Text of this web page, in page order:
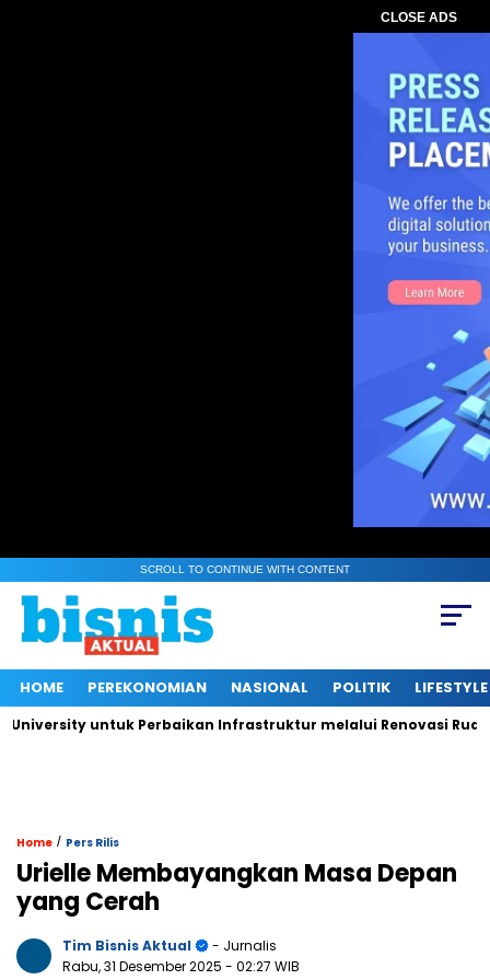
CLOSE ADS
SCROLL TO CONTINUE WITH CONTENT
HOME PEREKONOMIAN NASIONAL POLITIK LIFESTYLE
untuk Perbaikan Infrastruktur melalui Renovasi Ruang Publik
Home / Pers Rilis
Urielle Membayangkan Masa Depan
yang Cerah
Tim Bisnis Aktual
- Jurnalis
Rabu, 31 Desember 2025 - 02:27 WIB